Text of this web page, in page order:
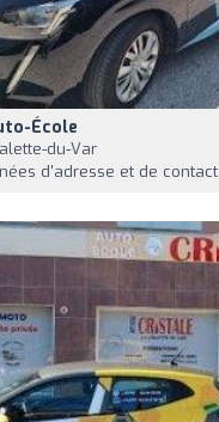
École
du-Var
d'adresse et de contact